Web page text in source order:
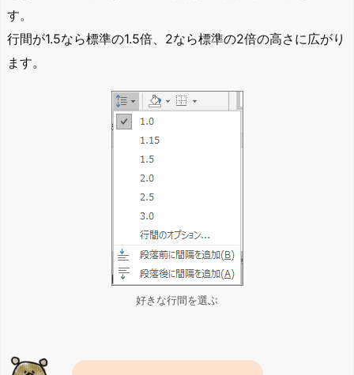
す。
行間が1.5なら標準の1.5倍、2なら標準の2倍の高さに広がり
ます。
好きな行間を選ぶ